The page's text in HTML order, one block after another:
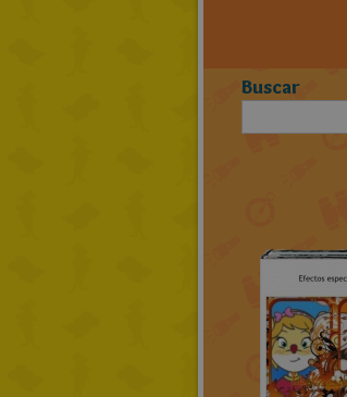
Buscar